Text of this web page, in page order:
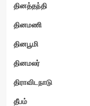
தினத்தந்தி
தினமணி
தினபூமி
தினமலர்
திராவிடநாடு
தீபம்